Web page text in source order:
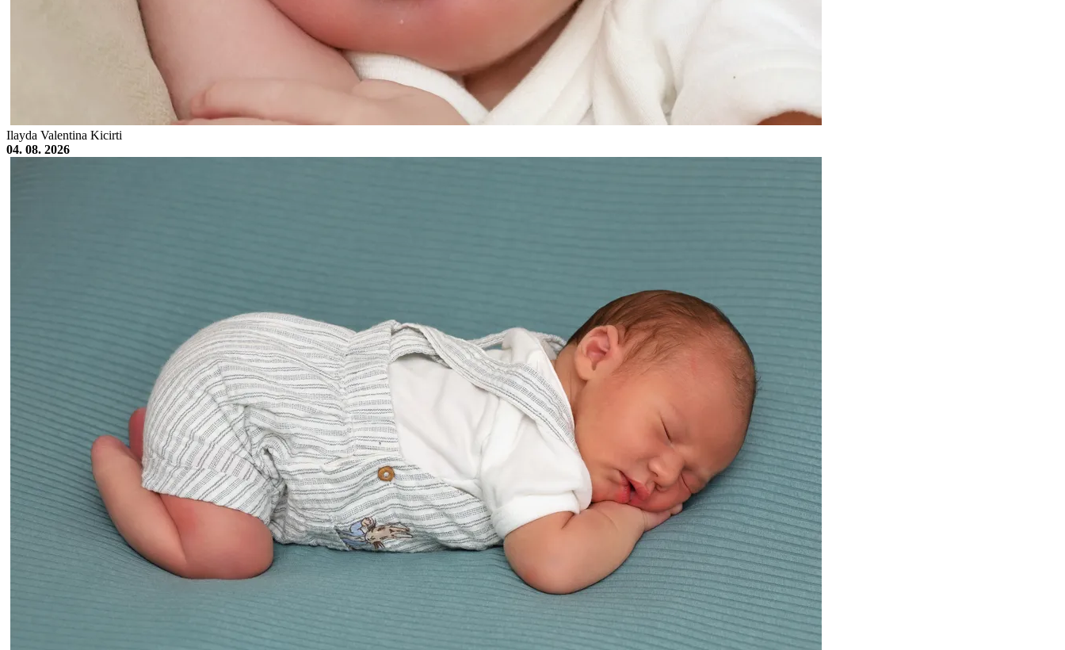
Ilayda Valentina Kicirti
04. 08. 2026